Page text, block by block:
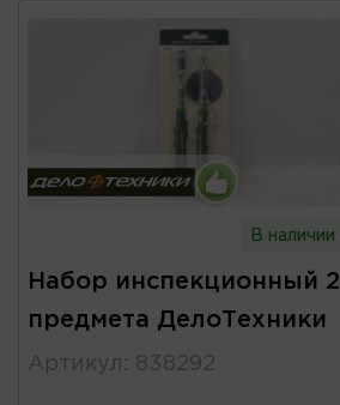
В наличии
Набор инспекционный 2
предмета ДелоТехники
Артикул : 838292